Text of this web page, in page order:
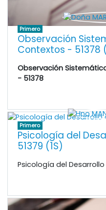
Primero
Observación
Contextos - 51378
Observación
- 51378
Primero
Psicología del
51379 (1S)
Psicología del